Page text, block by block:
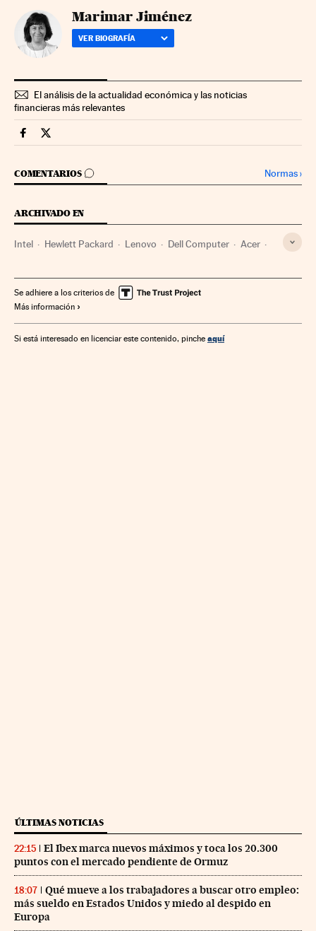
Marimar Jiménez
VER BIOGRAFÍA
El análisis de la actualidad económica y las noticias
financieras más relevantes
Companias Cinco Días en Facebook
Companias Cinco Días en Twitter
COMENTARIOS
IR A LOS COMENTARIOS Normas›
ARCHIVADO EN
Intel Hewlett Packard Lenovo Dell Computer Acer
Informática Economía Industria
Se adhiere a los criterios de
Más información
Si está interesado en licenciar este contenido, pinche aquí
ÚLTIMAS NOTICIAS
22:15
El Ibex marca nuevos máximos y toca los 20.300
puntos con el mercado pendiente de Ormuz
18:07
Qué mueve a los trabajadores a buscar otro empleo:
más sueldo en Estados Unidos y miedo al despido en
Europa